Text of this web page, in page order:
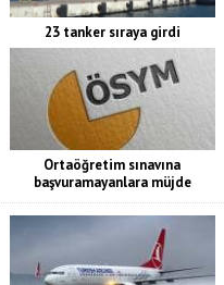
23 tanker sıraya girdi
Ortaöğretim sınavına
başvuramayanlara müjde